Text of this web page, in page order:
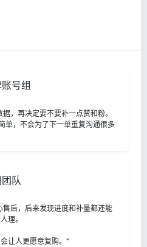
号组
，再决定要不要补一点赞和粉。
单，不会为了下一单重复沟通很多
队
售后，后来发现进度和补量都还能
理。
人更愿意复购。”